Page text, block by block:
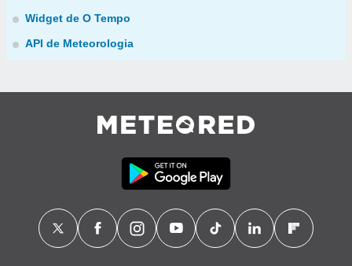
Widget de O Tempo
API de Meteorologia